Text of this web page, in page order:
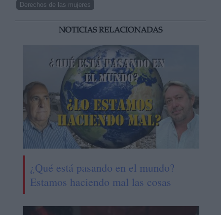
Derechos de las mujeres
NOTICIAS RELACIONADAS
¿Qué está pasando en el mundo?
Estamos haciendo mal las cosas